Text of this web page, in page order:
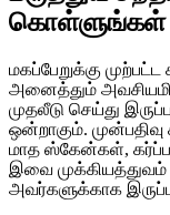
கொள்ளுங்கள்
மகப்பேறுக்கு
அனைத்தும்
முதலீடு செய்து
ஒன்றாகும். முன்பதிவு
மாத ஸ்கேன்கள்,
இவை
அவர்களுக்காக